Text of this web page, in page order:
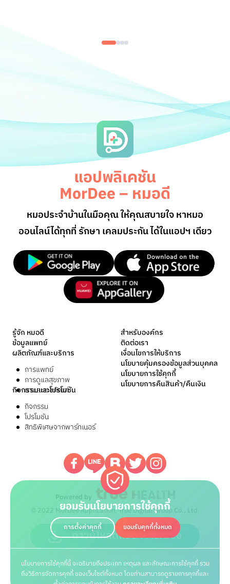
ดาวน์โหลดแอปฯ MorDee
ยอมรับนโยบายการใช้คุกกี้
การตั้งค่าคุกกี้ ยอมรับคุกกี้ทั้งหมด
นโยบายการใช้คุกกี้นี้ จะอธิบายถึงประเภท เหตุผล และลักษณะการใช้คุกกี้ รวม
ถึงวิธีการจัดการคุกกี้ ของเว็บไซต์ทั้งหมด โดยท่านสามารถดูรายการคุกกี้และ
แอปพลิเคชัน
MorDee – หมอดี
หมอประจำบ้านในมือคุณ ให้คุณสบายใจ หาหมอ
ออนไลน์ได้ทุกที่ รักษา เคลมประกัน ได้ในแอปฯ เดียว
รู้จัก หมอดี
ข้อมูลแพทย์
ผลิตภัณฑ์และบริการ
การแพทย์
การดูแลสุขภาพ
ยาและเวชภัณฑ์
กิจกรรมและโปรโมชัน
กิจกรรม
โปรโมชัน
สิทธิพิเศษจากพาร์ทเนอร์
สำหรับองค์กร
ติดต่อเรา
เงื่อนไขการให้บริการ
นโยบายคุ้มครองข้อมูลส่วนบุคคล
นโยบายการใช้คุกกี้
นโยบายการคืนสินค้า/คืนเงิน
Powered by
© 2022 MorDee Application, True Digital Group Co., Ltd.